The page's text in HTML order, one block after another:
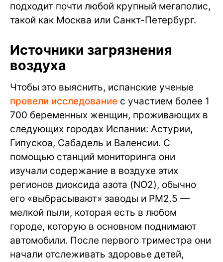
подходит почти любой крупный мегаполис,
такой как Москва или Санкт-Петербург.
Источники загрязнения
воздуха
Чтобы это выяснить, испанские ученые
провели исследование с участием более 1
700 беременных женщин, проживающих в
следующих городах Испании: Астурии,
Гипускоа, Сабадель и Валенсии. С
помощью станций мониторинга они
изучали содержание в воздухе этих
регионов диоксида азота (NO2), обычно
его «выбрасывают» заводы и PM2.5 —
мелкой пыли, которая есть в любом
городе, которую в основном поднимают
автомобили. После первого триместра они
начали отслеживать здоровье детей,